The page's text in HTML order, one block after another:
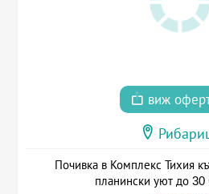
виж
Почивка в Комплекс Тихия
планински уют до 30